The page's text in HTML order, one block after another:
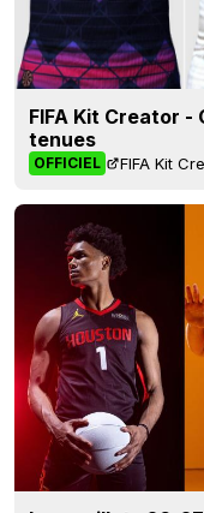
FIFA Kit Creator
tenues
OFFICIEL FIFA Kit